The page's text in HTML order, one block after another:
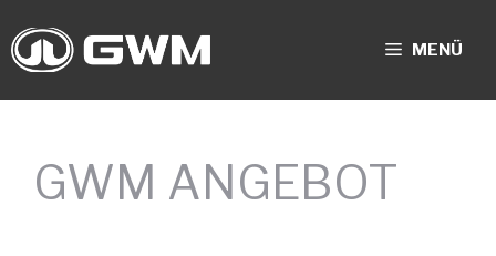
Inhalt
springen
MENÜ
GWM ANGEBOT